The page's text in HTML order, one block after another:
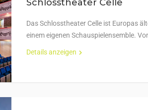
Schlosstheater Celle
Das Schlosstheater Celle ist Europas
einem eigenen Schauspielensemble.
Details anzeigen